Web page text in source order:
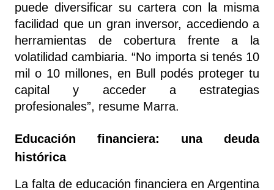
puede diversificar su cartera con la misma
facilidad que un gran inversor, accediendo a
herramientas de cobertura frente a la
volatilidad cambiaria. “No importa si tenés 10
mil o 10 millones, en Bull podés proteger tu
capital y acceder a estrategias
profesionales”, resume Marra.
Educación financiera: una deuda
histórica
La falta de educación financiera en Argentina